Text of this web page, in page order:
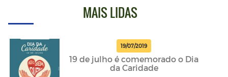
MAIS LIDAS
19/07/2019
19 de julho é comemorado o Dia
da Caridade